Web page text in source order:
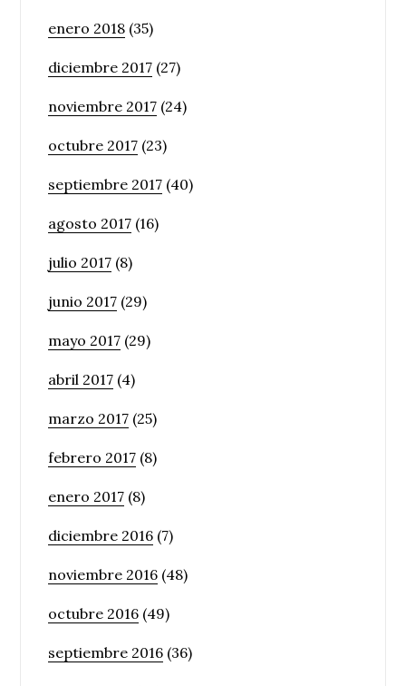
enero 2018 (35)
diciembre 2017 (27)
noviembre 2017 (24)
octubre 2017 (23)
septiembre 2017 (40)
agosto 2017 (16)
julio 2017 (8)
junio 2017 (29)
mayo 2017 (29)
abril 2017 (4)
marzo 2017 (25)
febrero 2017 (8)
enero 2017 (8)
diciembre 2016 (7)
noviembre 2016 (48)
octubre 2016 (49)
septiembre 2016 (36)